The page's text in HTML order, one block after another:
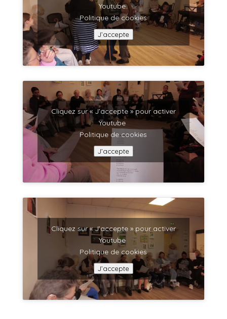
Youtube
Politique de cookies
J’accepte
Cliquez sur « J’accepte » pour activer
Youtube
Politique de cookies
J’accepte
Cliquez sur « J’accepte » pour activer
Youtube
Politique de cookies
J’accepte